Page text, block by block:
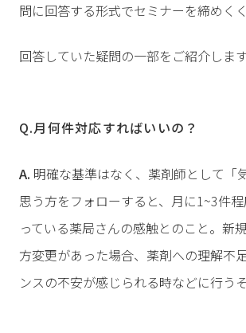
問に回答する形式でセミナーを締めく
回答していた疑問の一部をご紹介します
Q.月何件対応すればいいの？
A. 明確な基準はなく、薬剤師として「
思う方をフォローすると、月に1~3件
っている薬局さんの感触とのこと。新
方変更があった場合、薬剤への理解不
ンスの不安が感じられる時などに行うそ